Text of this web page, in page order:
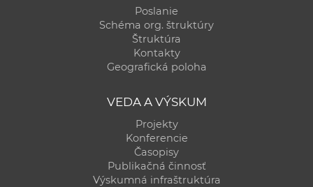
Poslanie
Schéma org. štruktúry
Štruktúra
Kontakty
Geografická poloha
VEDA A VÝSKUM
Projekty
Konferencie
Časopisy
Publikačná činnosť
Výskumná infraštruktúra